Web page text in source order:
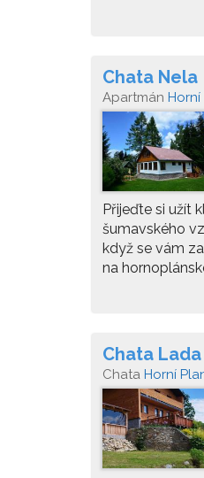
Chata Nela
Apartmán Horní
Přijeďte si užít
šumavského
když se vám
na
Chata Lada
Chata Horní